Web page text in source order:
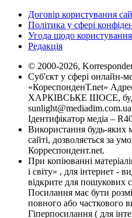
Договір користування
Політика у сфері
Угода щодо користування
Редакція
© 2000-2026,
Суб'єкт у сфері онлайн-
«КореспонденТ.net»
ХАРКІВСЬКЕ ШОСЕ,
sunlight@mediadim.com.ua
Ідентифікатор медіа –
Використання будь-яких
сайті, дозволяється за
Корреспондент.net.
При копіюванні
і світу» , для інтернет -
відкрите для пошукових
Посилання має бути
повного або часткового
Гіперпосилання ( для